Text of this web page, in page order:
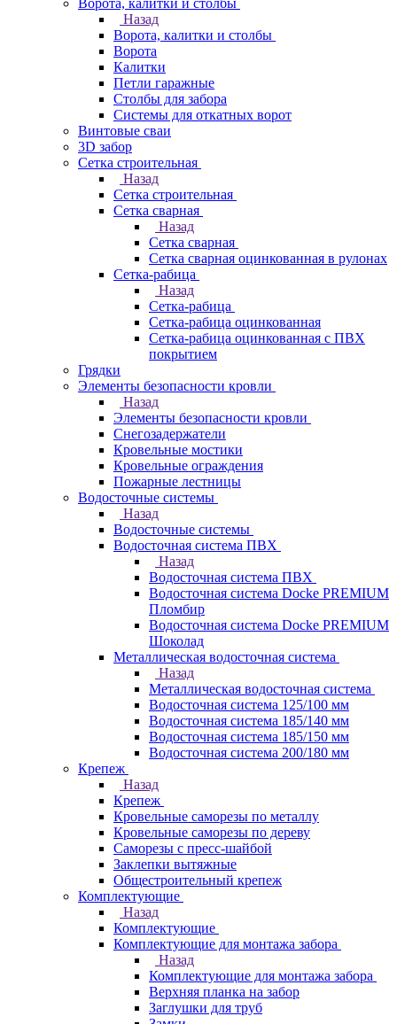
Назад
Ворота, калитки и столбы
Ворота
Калитки
Петли гаражные
Столбы для забора
Системы для откатных ворот
Винтовые сваи
3D забор
Сетка строительная
Назад
Сетка строительная
Сетка сварная
Назад
Сетка сварная
Сетка сварная оцинкованная в рулонах
Сетка-рабица
Назад
Сетка-рабица
Сетка-рабица оцинкованная
Сетка-рабица оцинкованная с ПВХ
покрытием
Грядки
Элементы безопасности кровли
Назад
Элементы безопасности кровли
Снегозадержатели
Кровельные мостики
Кровельные ограждения
Пожарные лестницы
Водосточные системы
Назад
Водосточные системы
Водосточная система ПВХ
Назад
Водосточная система ПВХ
Водосточная система Docke PREMIUM
Пломбир
Водосточная система Docke PREMIUM
Шоколад
Металлическая водосточная система
Назад
Металлическая водосточная система
Водосточная система 125/100 мм
Водосточная система 185/140 мм
Водосточная система 185/150 мм
Водосточная система 200/180 мм
Крепеж
Назад
Крепеж
Кровельные саморезы по металлу
Кровельные саморезы по дереву
Саморезы с пресс-шайбой
Заклепки вытяжные
Общестроительный крепеж
Комплектующие
Назад
Комплектующие
Комплектующие для монтажа забора
Назад
Комплектующие для монтажа забора
Верхняя планка на забор
Заглушки для труб